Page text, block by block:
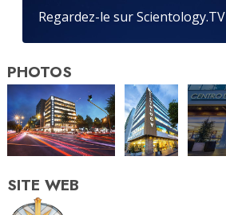
Regardez-le sur Scientology.TV
PHOTOS
SITE WEB